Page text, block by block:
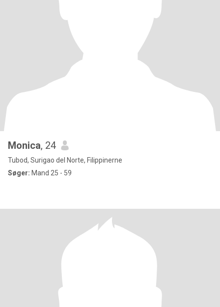
Monica, 24
Tubod, Surigao del Norte, Filippinerne
Søger: Mand 25 - 59